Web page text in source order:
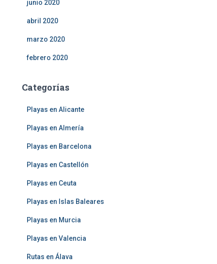
junio 2020
abril 2020
marzo 2020
febrero 2020
Categorías
Playas en Alicante
Playas en Almería
Playas en Barcelona
Playas en Castellón
Playas en Ceuta
Playas en Islas Baleares
Playas en Murcia
Playas en Valencia
Rutas en Álava